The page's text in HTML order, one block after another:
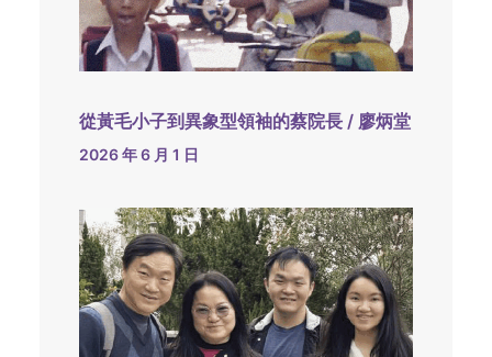
從黃毛小子到異象型領袖的蔡院長 / 廖炳堂
2026 年 6 月 1 日